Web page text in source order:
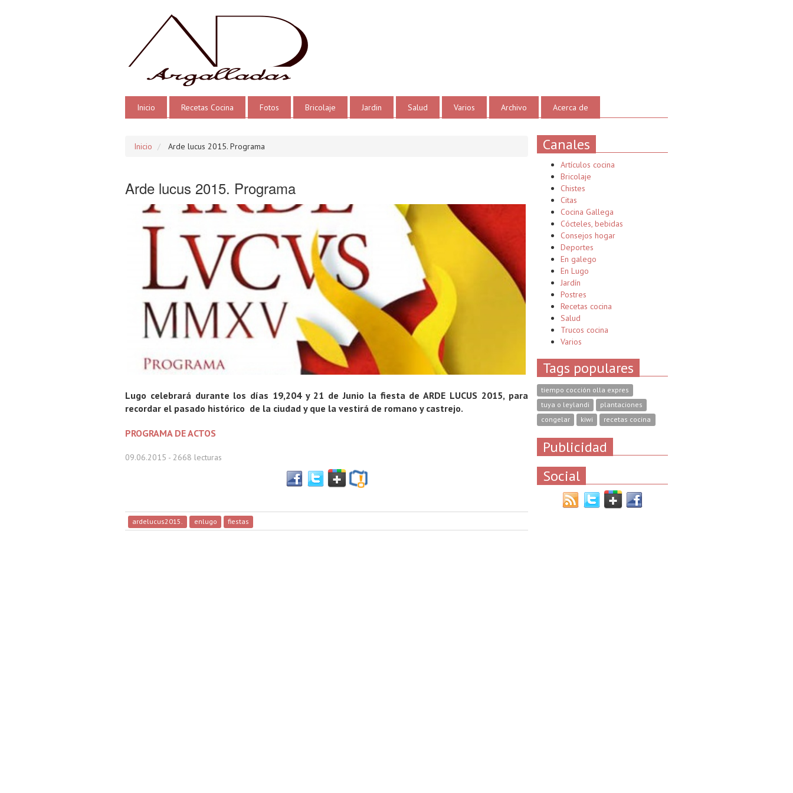
Inicio Recetas Cocina Fotos Bricolaje Jardin Salud Varios Archivo Acerca de
Inicio Arde lucus 2015. Programa
Arde lucus 2015. Programa
Lugo celebrará durante los días 19,204 y 21 de Junio la fiesta de ARDE LUCUS 2015, para
recordar el pasado histórico de la ciudad y que la vestirá de romano y castrejo.
PROGRAMA DE ACTOS
09.06.2015 - 2668 lecturas
ardelucus2015. enlugo fiestas
Canales
Artículos cocina
Bricolaje
Chistes
Citas
Cocina Gallega
Cócteles, bebidas
Consejos hogar
Deportes
En galego
En Lugo
Jardín
Postres
Recetas cocina
Salud
Trucos cocina
Varios
Tags populares
tiempo cocción olla expres
tuya o leylandi
plantaciones
congelar
kiwi recetas cocina
Publicidad
Social